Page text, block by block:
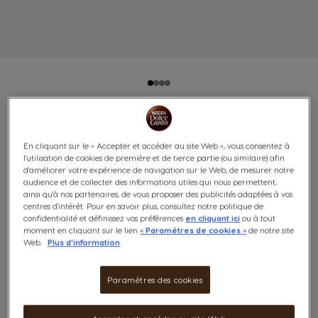
ESPRESSO INTENSO PACK
AVANTAGE - 96 CAPSULES
Corsé et épicé
INTENSITÉ
(0)
Capsules:x96
Profitez de notre Pack Avantage ESPRESSO INTENSO
NESCAFÉ® Dolce Gusto® avec un total de 96 capsules
En cliquant sur le « Accepter et accéder au site Web », vous consentez à
l'utilisation de cookies de première et de tierce partie (ou similaire) afin
d'améliorer votre expérience de navigation sur le Web, de mesurer notre
audience et de collecter des informations utiles qui nous permettent,
ainsi qu'à nos partenaires, de vous proposer des publicités adaptées à vos
centres d'intérêt. Pour en savoir plus, consultez notre politique de
confidentialité et définissez vos préférences en cliquant ici ou à tout
moment en cliquant sur le lien« Paramètres de cookies » de notre site
Web.
Plus d'information
Paramètres des cookies